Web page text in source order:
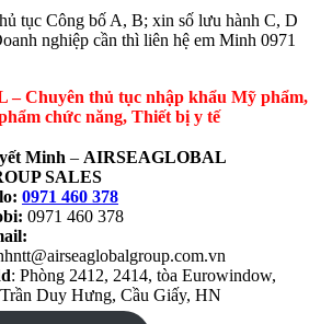
tục Công bố A, B; xin số lưu hành C, D
nghiệp cần thì liên hệ em Minh 0971
Chuyên thủ tục nhập khẩu Mỹ phẩm,
chức năng, Thiết bị y tế
Minh – AIRSEAGLOBAL
SALES
0971 460 378
0971 460 378
: Phòng 2412, 2414, tòa Eurowindow,
Duy Hưng, Cầu Giấy, HN